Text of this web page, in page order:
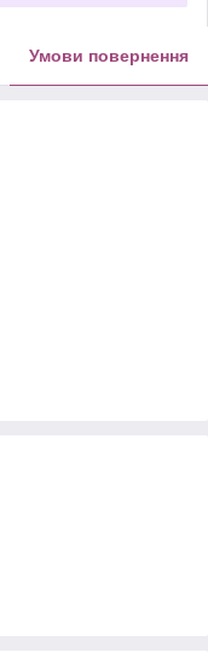
Умови повернення